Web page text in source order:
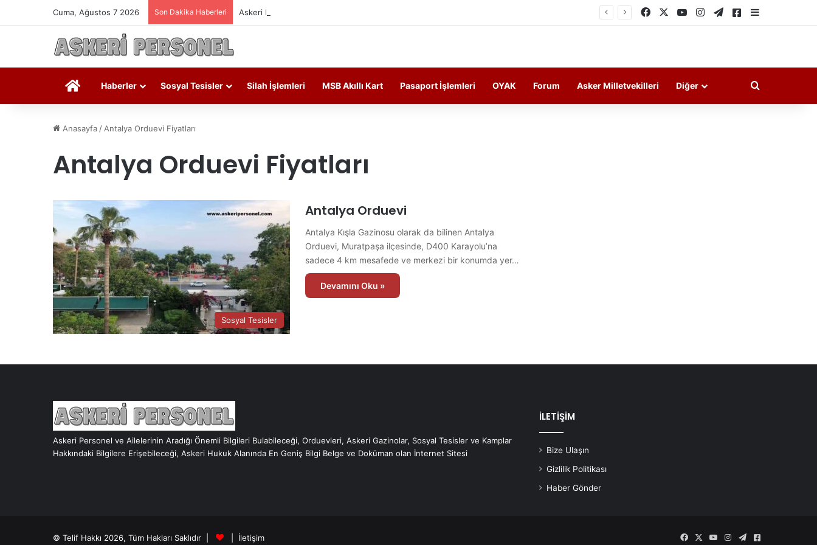
Cuma, Ağustos 7 2026 Son Dakika Haberleri Askeri Personelin Güncel Haber ve Bilgi Sitesi. Facebook YouTubeInstagramTelegramAskeri Haberler
Askeri Personel
Haberler Sosyal Tesisler Silah İşlemleri MSB Akıllı Kart Pasaport İşlemleri OYAK Forum Asker Milletvekilleri Diğer Arama yap
Anasayfa / Antalya Orduevi Fiyatları
Antalya Orduevi Fiyatları
Sosyal Tesisler
Antalya Orduevi
Antalya Kışla Gazinosu olarak da bilinen Antalya
Orduevi, Muratpaşa ilçesinde, D400 Karayolu’na
sadece 4 km mesafede ve merkezi bir konumda yer…
Devamını Oku »
Askeri Personel ve Ailelerinin Aradığı Önemli Bilgileri Bulabileceği, Orduevleri, Askeri Gazinolar, Sosyal Tesisler ve Kamplar
Hakkındaki Bilgilere Erişebileceği, Askeri Hukuk Alanında En Geniş Bilgi Belge ve Doküman olan İnternet Sitesi
İLETİŞİM
Bize Ulaşın
Gizlilik Politikası
Haber Gönder
© Telif Hakkı 2026, Tüm Hakları Saklıdır | İletişim FacebookYouTubeInstagram
Telegram
Askeri